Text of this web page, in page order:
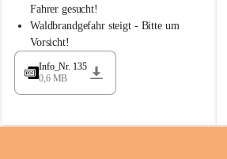
a
d
l
a
Fahrer gesucht!
Waldbrandgefahr steigt - Bitte um
Vorsicht!
Info_Nr. 135
0,6 MB